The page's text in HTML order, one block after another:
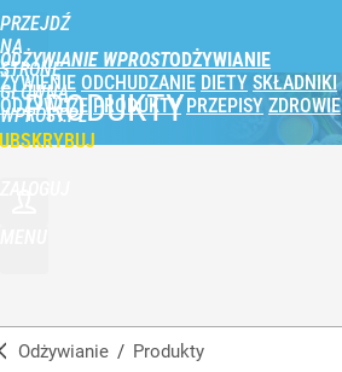
PRZEJDŹ
NA
STRONĘ
GŁÓWNĄ
WPROST.PL
ODŻYWIANIE WPROST
ŻYWIENIE ODCHUDZANIE DIETY SKŁADNIKI
ODŻYWCZE PRODUKTY PRZEPISY ZDROWIE
PRODUKTY
Odżywianie / Produkty